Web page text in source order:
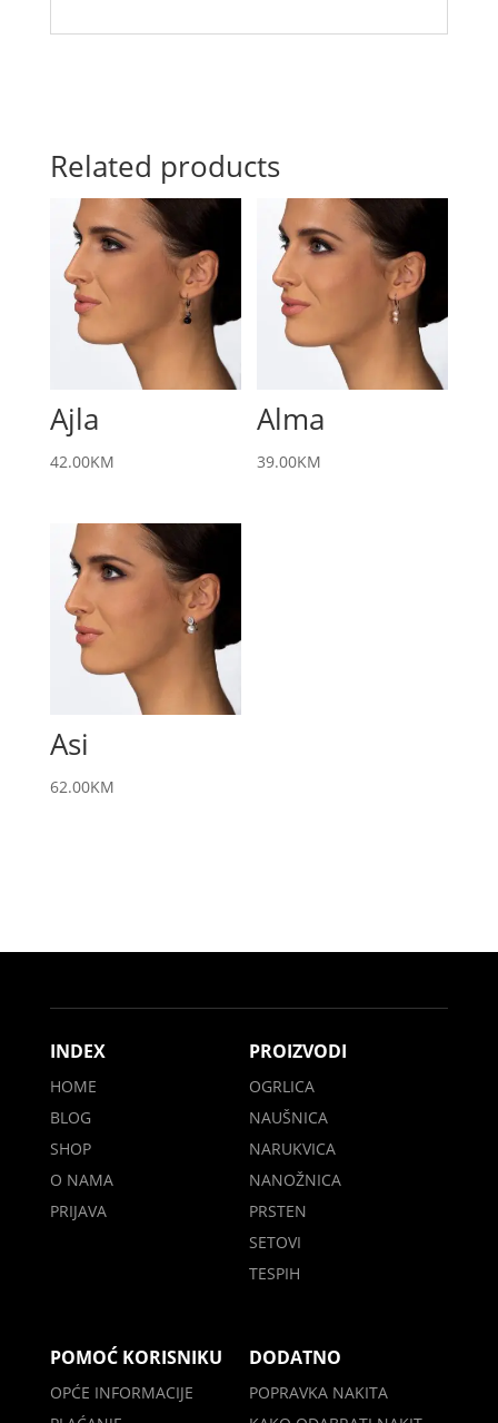
Related products
Ajla
42.00KM
Alma
39.00KM
Asi
62.00KM
INDEX
HOME
BLOG
SHOP
O NAMA
PRIJAVA
PROIZVODI
OGRLICA
NAUŠNICA
NARUKVICA
NANOŽNICA
PRSTEN
SETOVI
TESPIH
POMOĆ KORISNIKU
OPĆE INFORMACIJE
DODATNO
POPRAVKA NAKITA